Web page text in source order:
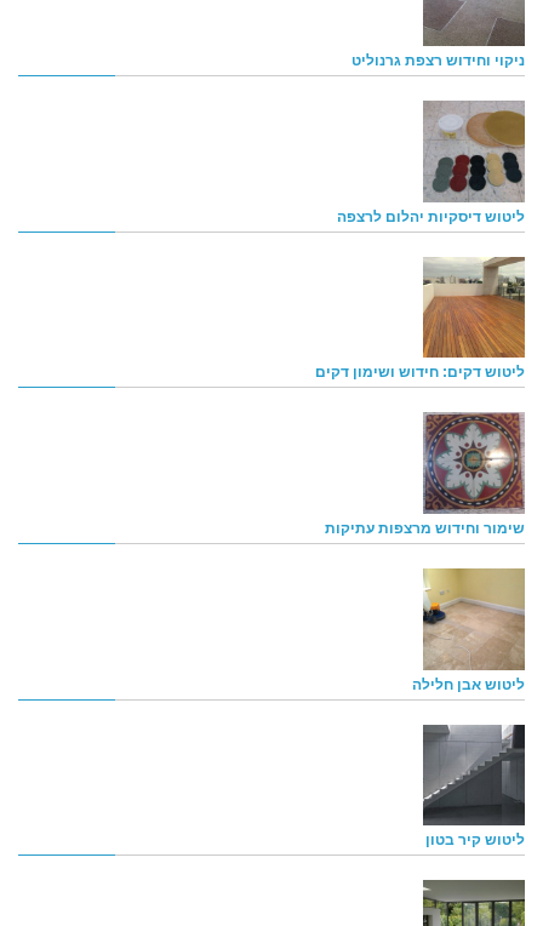
ניקוי וחידוש רצפת גרנוליט
ליטוש דיסקיות יהלום לרצפה
ליטוש דקים: חידוש ושימון דקים
שימור וחידוש מרצפות עתיקות
ליטוש אבן חלילה
ליטוש קיר בטון